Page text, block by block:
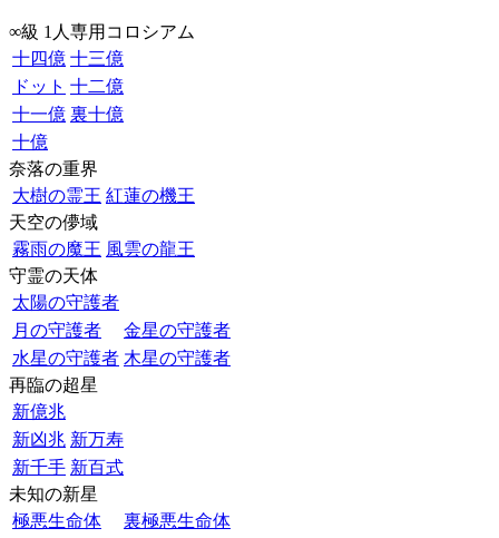
∞級 1人専用コロシアム
十四億 十三億
ドット 十二億
十一億 裏十億
十億
奈落の重界
大樹の霊王 紅蓮の機王
天空の儚域
霧雨の魔王 風雲の龍王
守霊の天体
太陽の守護者
月の守護者
金星の守護者
水星の守護者 木星の守護者
再臨の超星
新億兆
新凶兆 新万寿
新千手 新百式
未知の新星
極悪生命体
裏極悪生命体